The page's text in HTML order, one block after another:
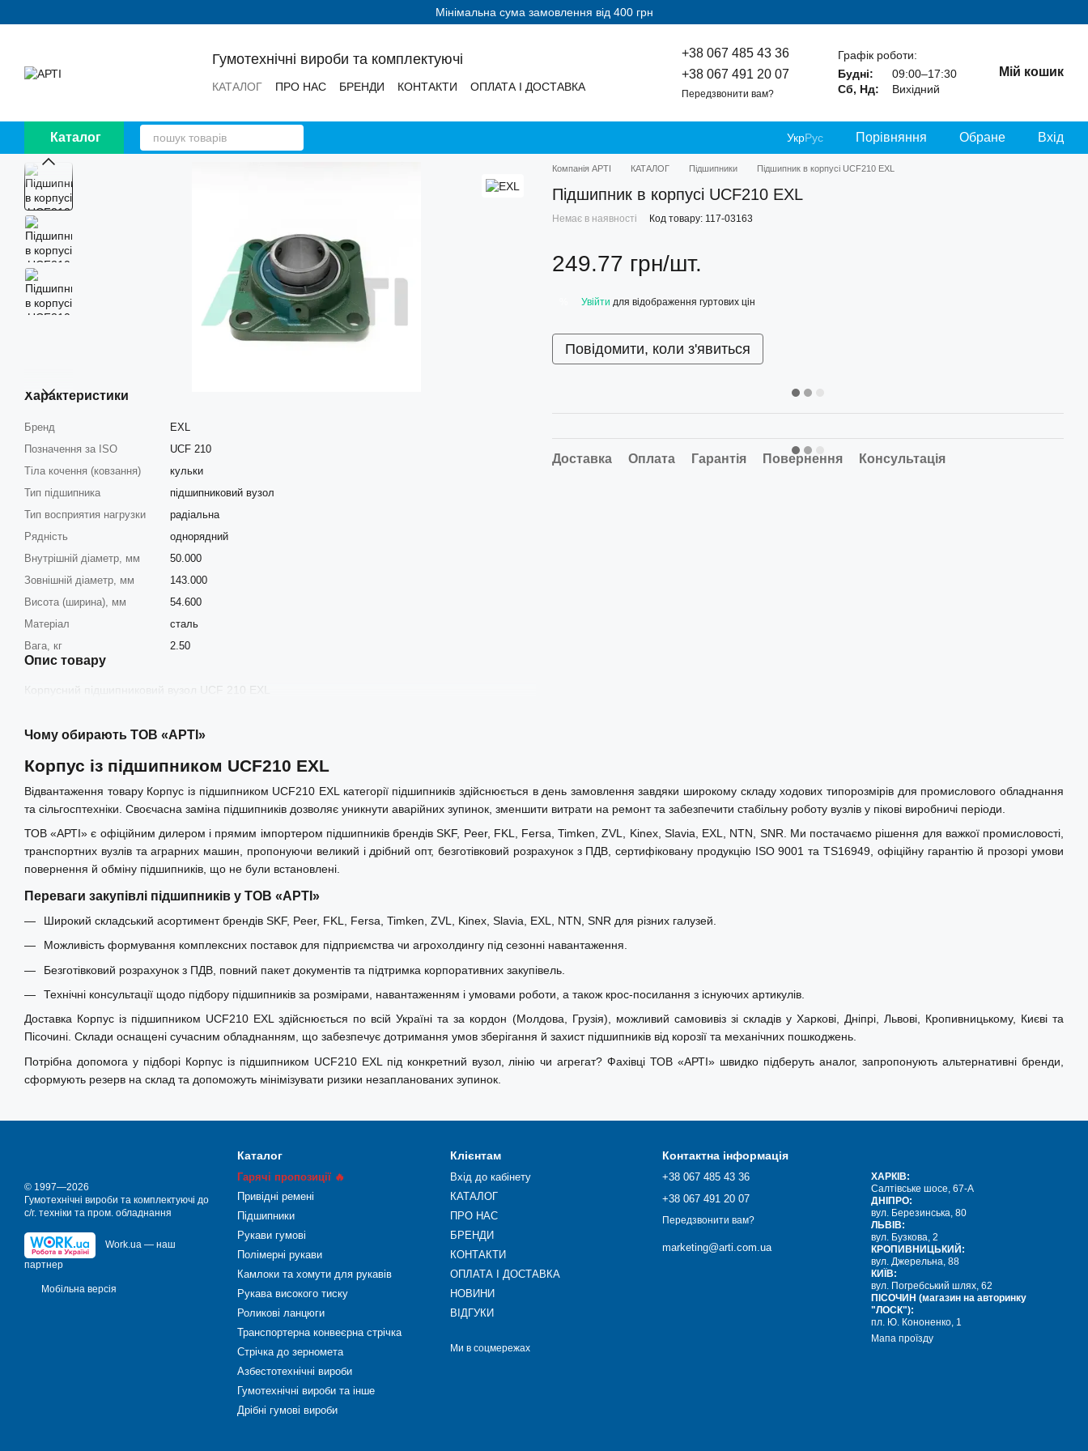
Мінімальна сума замовлення від 400 грн
Гумотехнічні вироби та комплектуючі
КАТАЛОГ ПРО НАС БРЕНДИ КОНТАКТИ
ОПЛАТА І ДОСТАВКА
+38 067 485 43 36
+38 067 491 20 07
Передзвонити вам?
Графік роботи:
Будні:
09:00–17:30
Сб, Нд:
Вихідний
Мій кошик
Каталог УкрРус Порівняння Обране Вхід
Характеристики
Бренд
EXL
Позначення за ISO
UCF 210
Тіла кочення (ковзання)
кульки
Тип підшипника
підшипниковий вузол
Тип восприятия нагрузки
радіальна
Рядність
однорядний
Внутрішній діаметр, мм
50.000
Зовнішній діаметр, мм
143.000
Висота (ширина), мм
54.600
Матеріал
сталь
Вага, кг
2.50
Опис товару
Корпусний підшипниковий вузол UCF 210 EXL
Компанія АРТІ КАТАЛОГ Підшипники Підшипник в корпусі UCF210 EXL
Підшипник в корпусі UCF210 EXL
Немає в наявності Код товару: 117-03163
249.77 грн/шт.
Увійти для відображення гуртових цін
Повідомити, коли з'явиться
Доставка Оплата Гарантія Повернення Консультація
Чому обирають ТОВ «АРТІ»
Корпус із підшипником UCF210 EXL
Відвантаження товару Корпус із підшипником UCF210 EXL категорії підшипників здійснюється в день замовлення завдяки широкому складу ходових типорозмірів для промислового обладнання
та сільгосптехніки. Своєчасна заміна підшипників дозволяє уникнути аварійних зупинок, зменшити витрати на ремонт та забезпечити стабільну роботу вузлів у пікові виробничі періоди.
ТОВ «АРТІ» є офіційним дилером і прямим імпортером підшипників брендів SKF, Peer, FKL, Fersa, Timken, ZVL, Kinex, Slavia, EXL, NTN, SNR. Ми постачаємо рішення для важкої промисловості,
транспортних вузлів та аграрних машин, пропонуючи великий і дрібний опт, безготівковий розрахунок з ПДВ, сертифіковану продукцію ISO 9001 та TS16949, офіційну гарантію й прозорі умови
повернення й обміну підшипників, що не були встановлені.
Переваги закупівлі підшипників у ТОВ «АРТІ»
Широкий складський асортимент брендів SKF, Peer, FKL, Fersa, Timken, ZVL, Kinex, Slavia, EXL, NTN, SNR для різних галузей.
Можливість формування комплексних поставок для підприємства чи агрохолдингу під сезонні навантаження.
Безготівковий розрахунок з ПДВ, повний пакет документів та підтримка корпоративних закупівель.
Технічні консультації щодо підбору підшипників за розмірами, навантаженням і умовами роботи, а також крос-посилання з існуючих артикулів.
Доставка Корпус із підшипником UCF210 EXL здійснюється по всій Україні та за кордон (Молдова, Грузія), можливий самовивіз зі складів у Харкові, Дніпрі, Львові, Кропивницькому, Києві та
Пісочині. Склади оснащені сучасним обладнанням, що забезпечує дотримання умов зберігання й захист підшипників від корозії та механічних пошкоджень.
Потрібна допомога у підборі Корпус із підшипником UCF210 EXL під конкретний вузол, лінію чи агрегат? Фахівці ТОВ «АРТІ» швидко підберуть аналог, запропонують альтернативні бренди,
сформують резерв на склад та допоможуть мінімізувати ризики незапланованих зупинок.
© 1997—2026
Гумотехнічні вироби та комплектуючі до
с/г. техніки та пром. обладнання
Work.ua — наш
партнер
Мобільна версія
Каталог
Гарячі пропозиції 🔥
Привідні ремені
Підшипники
Рукави гумові
Полімерні рукави
Камлоки та хомути для рукавів
Рукава високого тиску
Роликові ланцюги
Транспортерна конвеєрна стрічка
Стрічка до зерномета
Азбестотехнічні вироби
Гумотехнічні вироби та інше
Дрібні гумові вироби
Клієнтам
Вхід до кабінету
КАТАЛОГ
ПРО НАС
БРЕНДИ
КОНТАКТИ
ОПЛАТА І ДОСТАВКА
НОВИНИ
ВІДГУКИ
Ми в соцмережах
Контактна інформація
+38 067 485 43 36
+38 067 491 20 07
Передзвонити вам?
marketing@arti.com.ua
ХАРКІВ:
Салтівське шосе, 67-А
ДНІПРО:
вул. Березинська, 80
ЛЬВІВ:
вул. Бузкова, 2
КРОПИВНИЦЬКИЙ:
вул. Джерельна, 88
КИЇВ:
вул. Погребський шлях, 62
ПІСОЧИН (магазин на авторинку
"ЛОСК"):
пл. Ю. Кононенко, 1
Мапа проїзду